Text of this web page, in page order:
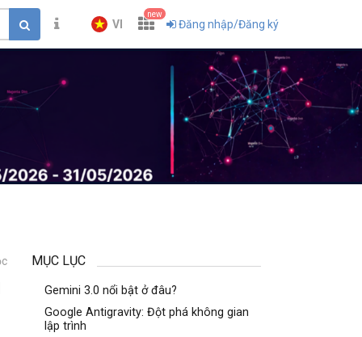
VI
new
Đăng nhập/Đăng ký
MỤC LỤC
Gemini 3.0 nổi bật ở đâu?
Google Antigravity: Đột phá không gian
lập trình